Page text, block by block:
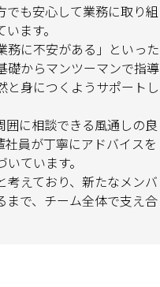
も安心して業務に取り組
ます。
務に不安がある」といった
礎からマンツーマンで指導
と身につくようサポートし
に相談できる風通しの良
員が丁寧にアドバイスを
ています。
えており、新たなメンバ
まで、チーム全体で支え合